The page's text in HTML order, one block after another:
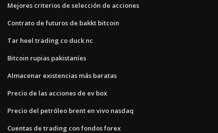
Mejores criterios de selección de acciones
Contrato de futuros de bakkt bitcoin
Tar heel trading co duck nc
Bitcoin rupias pakistaníes
Almacenar existencias más baratas
Precio de las acciones de ev box
Precio del petróleo brent en vivo nasdaq
Cuentas de trading con fondos forex